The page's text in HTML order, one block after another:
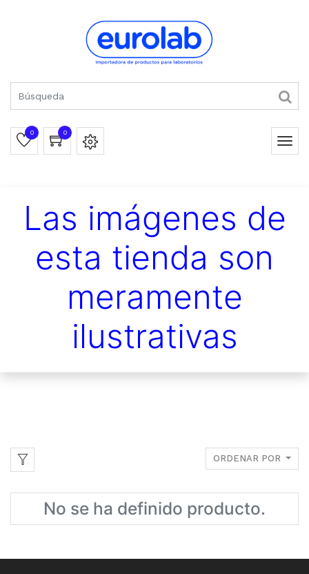
0 0
Las imágenes de
esta tienda son
meramente
ilustrativas
ORDENAR POR
No se ha definido producto.